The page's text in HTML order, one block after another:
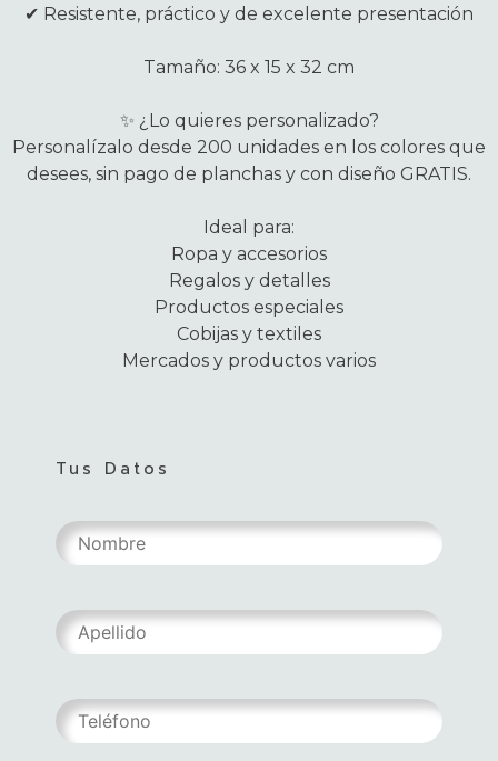
✔ Resistente, práctico y de excelente presentación
Tamaño: 36 x 15 x 32 cm
✨ ¿Lo quieres personalizado?
Personalízalo desde 200 unidades en los colores que
desees, sin pago de planchas y con diseño GRATIS.
Ideal para:
Ropa y accesorios
Regalos y detalles
Productos especiales
Cobijas y textiles
Mercados y productos varios
Tus Datos